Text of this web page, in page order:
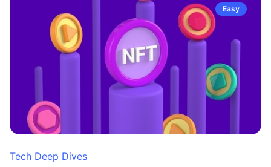
Easy
Tech Deep Dives